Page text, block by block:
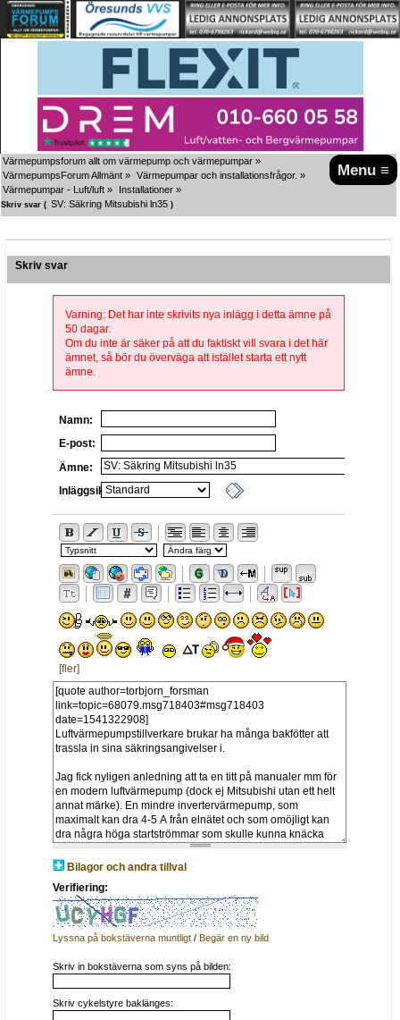
Menu ≡
Värmepumpsforum allt om värmepump och värmepumpar »
VärmepumpsForum Allmänt » Värmepumpar och installationsfrågor. »
Värmepumpar - Luft/luft » Installationer »
Skriv svar ( SV: Säkring Mitsubishi ln35 )
Skriv svar
Varning: Det har inte skrivits nya inlägg i detta ämne på
50 dagar.
Om du inte är säker på att du faktiskt vill svara i det här
ämnet, så bör du överväga att istället starta ett nytt
ämne.
Namn:
E-post:
Ämne:
Inläggsikon:
[fler]
Bilagor och andra tillval
Verifiering:
Lyssna på bokstäverna muntligt /Begär en ny bild
Skriv in bokstäverna som syns på bilden:
Skriv cykelstyre baklänges: